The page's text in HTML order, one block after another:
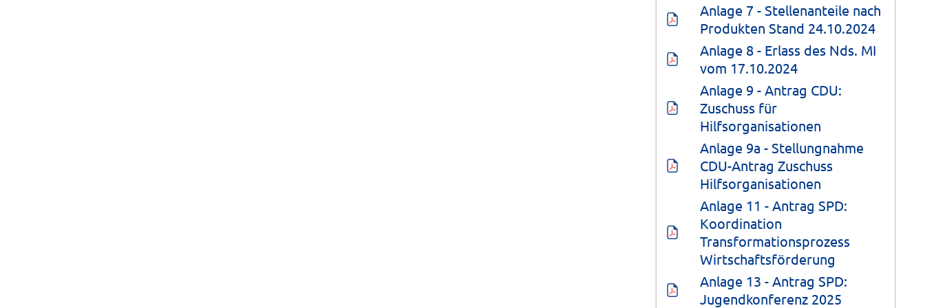
Anlage 7 - Stellenanteile nach
Produkten Stand 24.10.2024
Anlage 8 - Erlass des Nds. MI
vom 17.10.2024
Anlage 9 - Antrag CDU:
Zuschuss für
Hilfsorganisationen
Anlage 9a - Stellungnahme
CDU-Antrag Zuschuss
Hilfsorganisationen
Anlage 11 - Antrag SPD:
Koordination
Transformationsprozess
Wirtschaftsförderung
Anlage 13 - Antrag SPD:
Jugendkonferenz 2025